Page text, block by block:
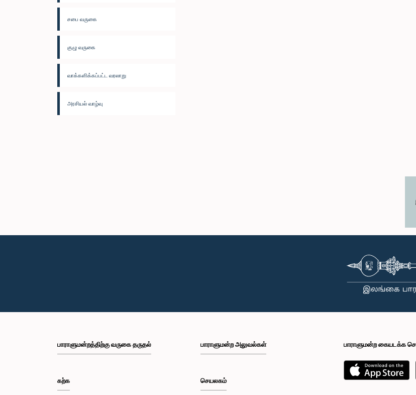
சபை வருகை
குழு வருகை
வாக்களிக்கப்பட்ட வரலாறு
அரசியல் வாழ்வு
பாராளுமன்றத்திற்கு வருகை தருதல்
கற்க
பாராளுமன்ற அலுவல்கள்
செயலகம்
பாராளுமன்ற கையடக்க